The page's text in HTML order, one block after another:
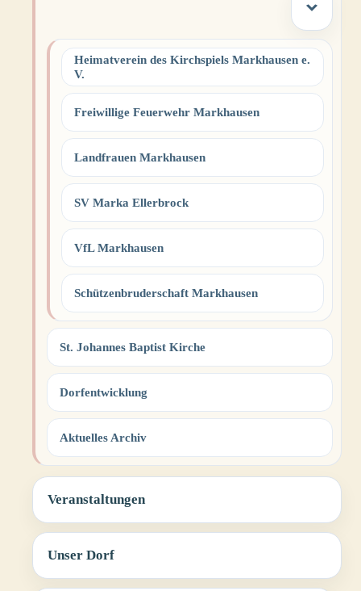
Heimatverein des Kirchspiels Markhausen e.
V.
Freiwillige Feuerwehr Markhausen
Landfrauen Markhausen
SV Marka Ellerbrock
VfL Markhausen
Schützenbruderschaft Markhausen
St. Johannes Baptist Kirche
Dorfentwicklung
Aktuelles Archiv
Veranstaltungen
Unser Dorf